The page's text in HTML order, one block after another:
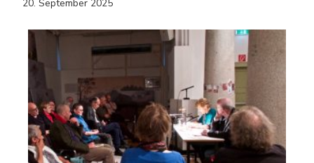
20. September 2025